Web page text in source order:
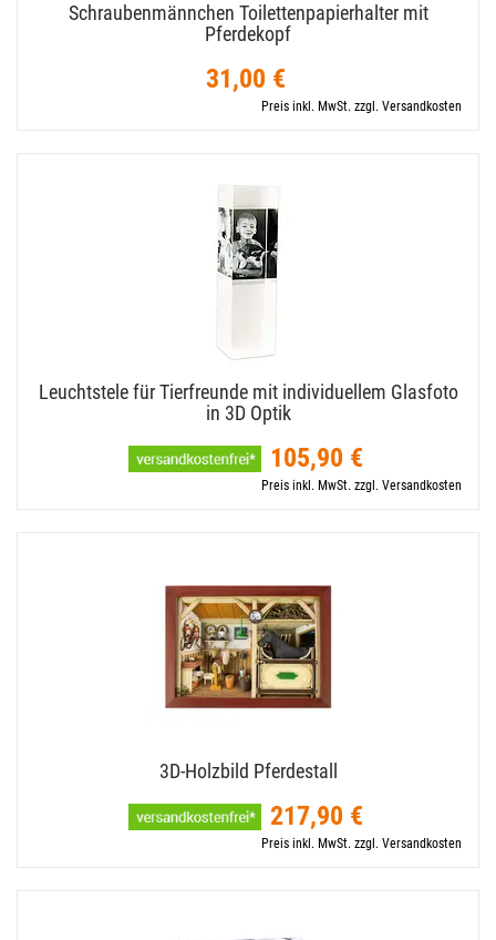
Schraubenmännchen Toilettenpapierhalter mit
Pferdekopf
31,00 €
Preis inkl. MwSt. zzgl. Versandkosten
Leuchtstele für Tierfreunde mit individuellem Glasfoto
in 3D Optik
105,90 €
Preis inkl. MwSt. zzgl. Versandkosten
3D-​Holzbild Pferdestall
217,90 €
Preis inkl. MwSt. zzgl. Versandkosten